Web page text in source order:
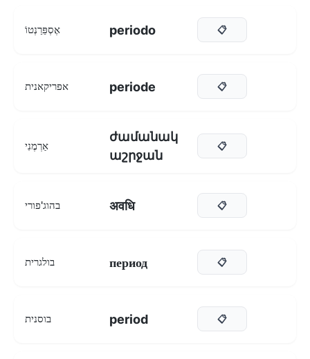
אֶסְפֵּרַנְטוֹ periodo 📋
אפריקאנית periode 📋
אַרְמֶנִי
ժամանակ
աշրջան
📋
בהוג'פורי अवधि 📋
בולגרית период 📋
בוסנית period 📋